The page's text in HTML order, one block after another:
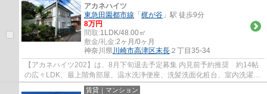
アカネハイツ
東急田園都市線 「 梶が谷 」駅 徒歩9分
8万円
間取:1LDK/48.00㎡
敷金/礼金:2ヶ月/0ヶ月
神奈川県川崎市高津区末長 ２丁目35-34
【アカネハイツ202】は、8月下旬退去予定募集 内見前予約推奨 約14帖
の広々LDK、最上階角部屋、温水洗浄便座、洗髪洗面化粧台、室内洗濯機
置き場、全室フローリング
賃貸｜マンション